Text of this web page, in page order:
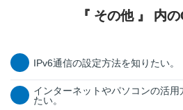
『 その他 』 内
IPv6通信の設定方法を知りたい。
インターネットやパソコンの活用
たい。